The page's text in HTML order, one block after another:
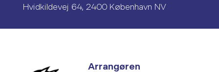
Hvidkildevej 64, 2400 København NV
Arrangøren